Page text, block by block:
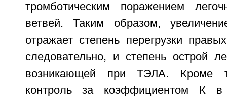
тромботическим поражением
ветвей. Таким образом,
отражает степень перегрузки
следовательно, и степень острой
возникающей при ТЭЛА. Кроме
контроль за коэффициентом К в